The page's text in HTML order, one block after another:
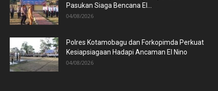
Pasukan Siaga Bencana El...
04/08/2026
Polres Kotamobagu dan Forkopimda Perkuat
Kesiapsiagaan Hadapi Ancaman El Nino
04/08/2026